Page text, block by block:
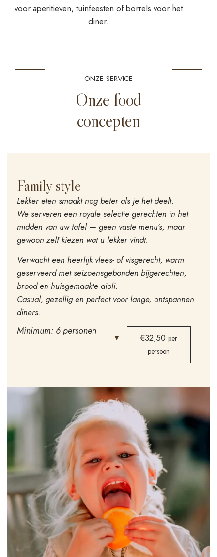
voor aperitieven, tuinfeesten of borrels voor het
diner.
ONZE SERVICE
Onze food
concepten
Family style
Lekker eten smaakt nog beter als je het deelt.
We serveren een royale selectie gerechten in het
midden van uw tafel — geen vaste menu's, maar
gewoon zelf kiezen wat u lekker vindt.
Verwacht een heerlijk vlees- of visgerecht, warm
geserveerd met seizoensgebonden bijgerechten,
brood en huisgemaakte aioli.
Casual, gezellig en perfect voor lange, ontspannen
diners.
Minimum: 6 personen
▼ €32,50 per
persoon